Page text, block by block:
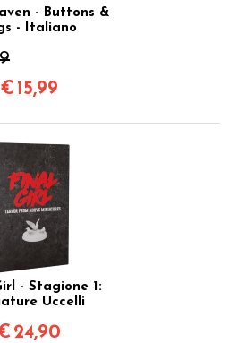
- Buttons &
- Italiano
€ 15,99
- Stagione 1:
Uccelli
24,90